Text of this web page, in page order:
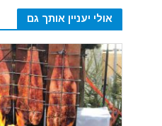
אולי יעניין אותך גם